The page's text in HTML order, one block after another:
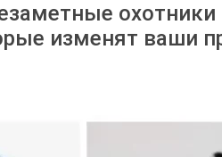
охотники
изменят ваши